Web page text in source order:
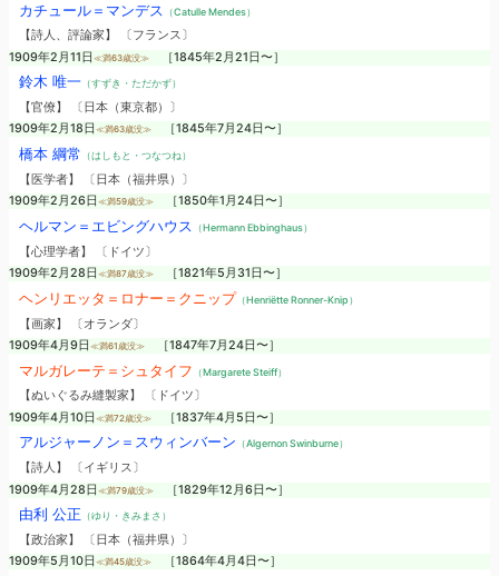
カチュール＝マンデス （Catulle Mendes）
【詩人、評論家】 〔フランス〕
1909年2月11日 ≪満63歳没≫ ［1845年2月21日〜］
鈴木 唯一（すずき・ただかず）
【官僚】 〔日本（東京都）〕
1909年2月18日 ≪満63歳没≫ ［1845年7月24日〜］
橋本 綱常 （はしもと・つなつね）
【医学者】 〔日本（福井県）〕
1909年2月26日 ≪満59歳没≫ ［1850年1月24日〜］
ヘルマン＝エビングハウス （Hermann Ebbinghaus）
【心理学者】 〔ドイツ〕
1909年2月28日 ≪満87歳没≫ ［1821年5月31日〜］
ヘンリエッタ＝ロナー＝クニップ （Henriëtte Ronner-Knip）
【画家】 〔オランダ〕
1909年4月9日 ≪満61歳没≫ ［1847年7月24日〜］
マルガレーテ＝シュタイフ （Margarete Steiff）
【ぬいぐるみ縫製家】 〔ドイツ〕
1909年4月10日 ≪満72歳没≫ ［1837年4月5日〜］
アルジャーノン＝スウィンバーン （Algernon Swinburne）
【詩人】 〔イギリス〕
1909年4月28日 ≪満79歳没≫ ［1829年12月6日〜］
由利 公正 （ゆり・きみまさ）
【政治家】 〔日本（福井県）〕
1909年5月10日 ≪満45歳没≫ ［1864年4月4日〜］